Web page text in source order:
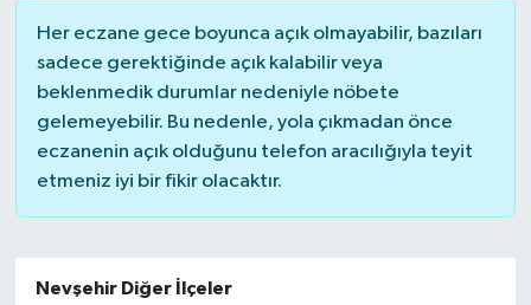
Her eczane gece boyunca açık olmayabilir, bazıları
sadece gerektiğinde açık kalabilir veya
beklenmedik durumlar nedeniyle nöbete
gelemeyebilir. Bu nedenle, yola çıkmadan önce
eczanenin açık olduğunu telefon aracılığıyla teyit
etmeniz iyi bir fikir olacaktır.
Nevşehir Diğer İlçeler